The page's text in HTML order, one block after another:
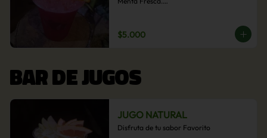
$5.000
BAR DE JUGOS
JUGO NATURAL
Disfruta de tu sabor Favorito